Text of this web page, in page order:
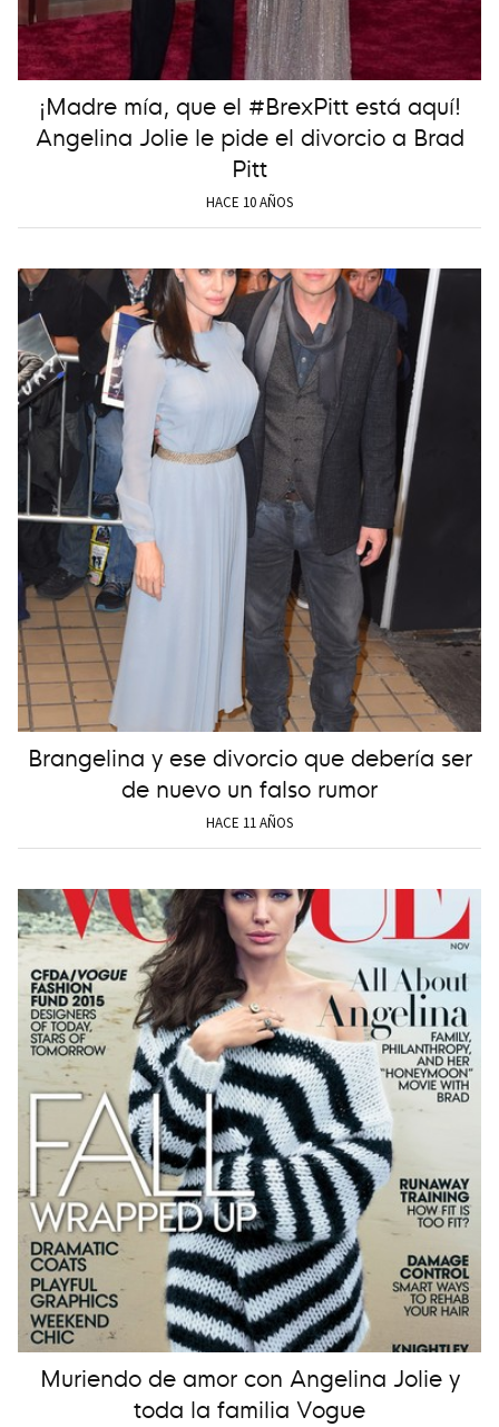
¡Madre mía, que el #BrexPitt está aquí!
Angelina Jolie le pide el divorcio a Brad
Pitt
HACE 10 AÑOS
Brangelina y ese divorcio que debería ser
de nuevo un falso rumor
HACE 11 AÑOS
Muriendo de amor con Angelina Jolie y
toda la familia Vogue